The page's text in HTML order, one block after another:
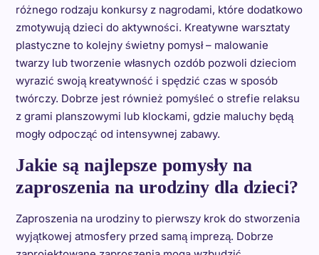
różnego rodzaju konkursy z nagrodami, które dodatkowo
zmotywują dzieci do aktywności. Kreatywne warsztaty
plastyczne to kolejny świetny pomysł – malowanie
twarzy lub tworzenie własnych ozdób pozwoli dzieciom
wyrazić swoją kreatywność i spędzić czas w sposób
twórczy. Dobrze jest również pomyśleć o strefie relaksu
z grami planszowymi lub klockami, gdzie maluchy będą
mogły odpocząć od intensywnej zabawy.
Jakie są najlepsze pomysły na
zaproszenia na urodziny dla dzieci?
Zaproszenia na urodziny to pierwszy krok do stworzenia
wyjątkowej atmosfery przed samą imprezą. Dobrze